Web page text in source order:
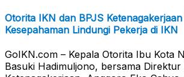
Otorita IKN dan BPJS
Kesepahaman Lindungi Pekerja di IKN
GoIKN.com – Kepala Otorita Ibu Kota
Basuki Hadimuljono, bersama Direktur